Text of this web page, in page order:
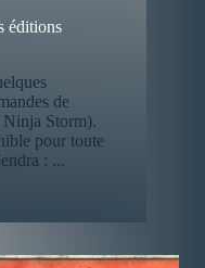
éditions
de
Storm).
pour toute
: ...